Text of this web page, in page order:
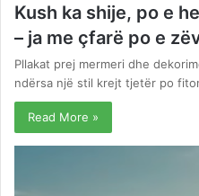
Kush ka shije, po e
– ja me çfarë po e
Pllakat prej mermeri dhe
ndërsa një stil krejt tjetër po
Read More »